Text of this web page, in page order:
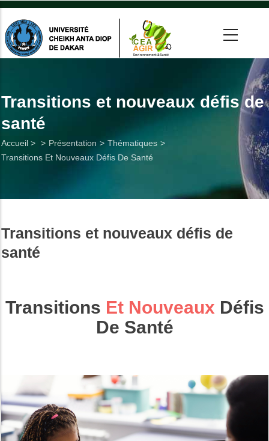
Aller
contenu
principal
Transitions et nouveaux défis de
santé
Fil
d'Ariane
Accueil > Présentation
Thématiques
Transitions Et Nouveaux Défis De Santé
Transitions et nouveaux défis de
santé
Transitions Et Nouveaux Défis
De Santé